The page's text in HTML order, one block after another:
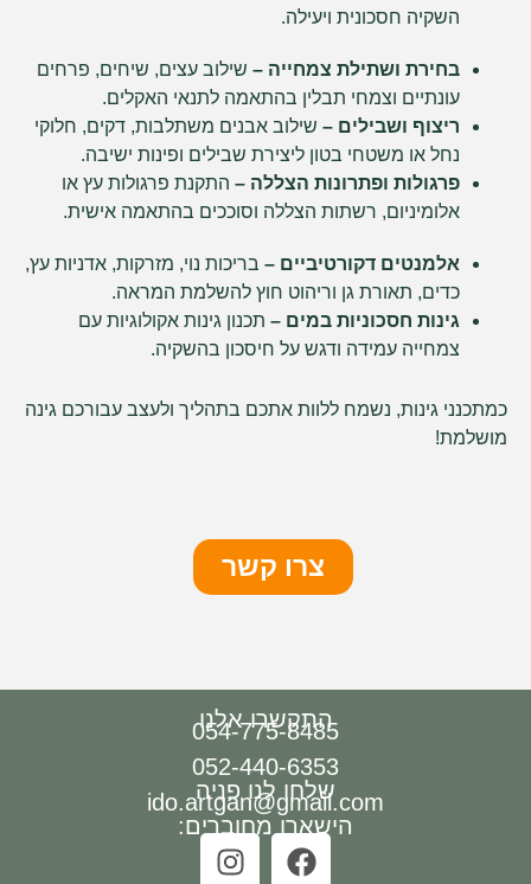
השקיה חסכונית ויעילה.
בחירת ושתילת צמחייה – שילוב עצים, שיחים, פרחים
עונתיים וצמחי תבלין בהתאמה לתנאי האקלים.
ריצוף ושבילים – שילוב אבנים משתלבות, דקים, חלוקי
נחל או משטחי בטון ליצירת שבילים ופינות ישיבה.
פרגולות ופתרונות הצללה – התקנת פרגולות עץ או
אלומיניום, רשתות הצללה וסוככים בהתאמה אישית.
אלמנטים דקורטיביים – בריכות נוי, מזרקות, אדניות עץ,
כדים, תאורת גן וריהוט חוץ להשלמת המראה.
גינות חסכוניות במים – תכנון גינות אקולוגיות עם
צמחייה עמידה ודגש על חיסכון בהשקיה.
כמתכנני גינות, נשמח ללוות אתכם בתהליך ולעצב עבורכם גינה
מושלמת!
צרו קשר
התקשרו אלנו
054-775-8485
052-440-6353
שלחו לנו פניה
ido.artgan@gmail.com
הישארו מחוברים: